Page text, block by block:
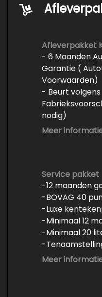
Afleverpakket
- 6 Maanden
Garantie (
Voorwaarden)
- Beurt volgens
nodig)
- Minimaal 6
- Minimaal 3
vrijwaren
- Volledige
- Poetsen
Meer
Service pakket
-12 maanden
-BOVAG 40
-Luxe
-Minimaal 12
-Minimaal 20
-
-Vrijwaren van
Meer